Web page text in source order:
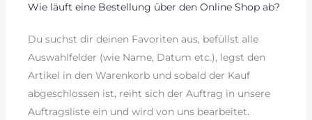
Wie läuft eine Bestellung über den Online Shop ab?
Du suchst dir deinen Favoriten aus, befüllst alle
Auswahlfelder (wie Name, Datum etc.), legst den
Artikel in den Warenkorb und sobald der Kauf
abgeschlossen ist, reiht sich der Auftrag in unsere
Auftragsliste ein und wird von uns bearbeitet.